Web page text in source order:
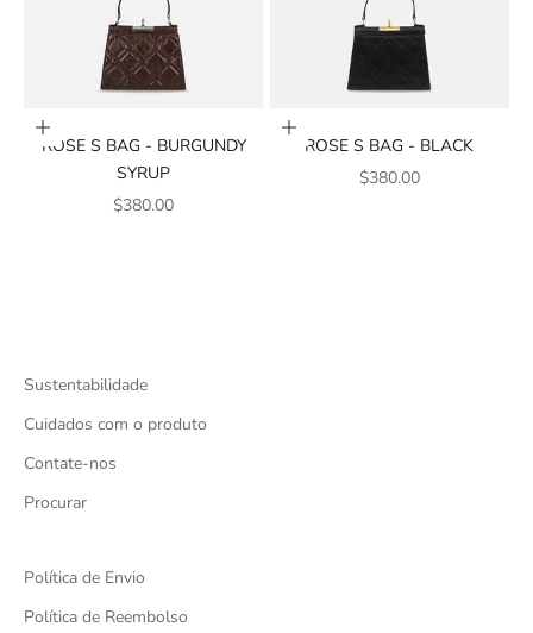
Add to cart
ROSE S BAG - BURGUNDY
SYRUP
SALE PRICE
$380.00
Add to cart
ROSE S BAG - BLACK
SALE PRICE
$380.00
Sustentabilidade
Cuidados com o produto
Contate-nos
Procurar
Política de Envio
Política de Reembolso